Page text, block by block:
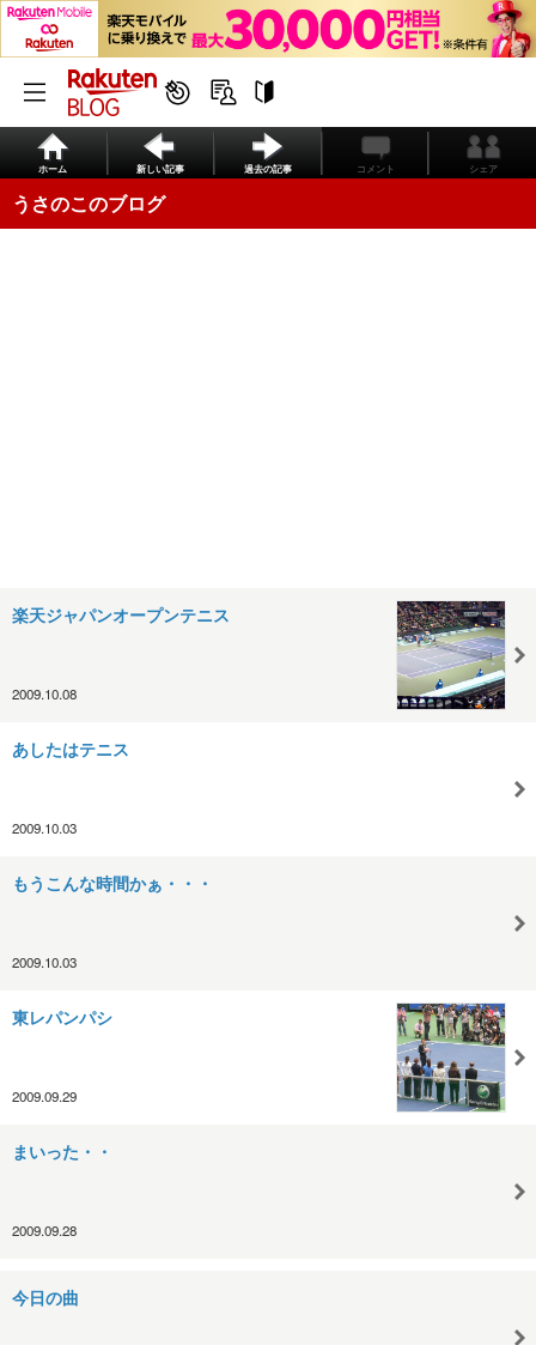
ホーム 新しい記事 過去の記事 コメント シェア
うさのこのブログ
楽天ジャパンオープンテニス
2009.10.08
あしたはテニス
2009.10.03
もうこんな時間かぁ・・・
2009.10.03
東レパンパシ
2009.09.29
まいった・・
2009.09.28
今日の曲